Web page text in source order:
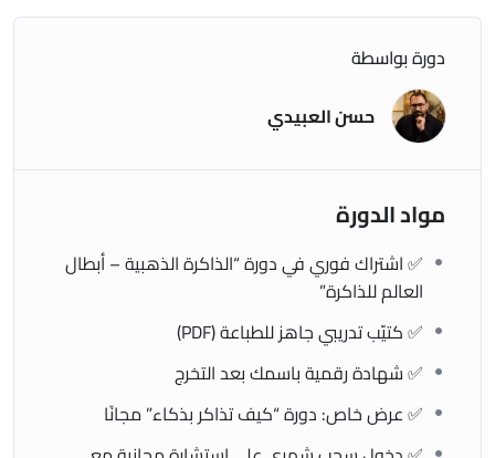
السعر الأصلي:93,000 دينار
🎉 السعر الحالي (لفترة محدودة):
فقط
⏳ عدد المقاعد المخفّضة محدود – سجّل الآن
وخلّي عقلك يشتغل بكامل طاقته
📦 طريقة الاشتراك:
اضغط على زر التسجيل
اختر وسيلة الدفع المناسبة (تحويل – زين كاش – كردت كارد –
مندوب توصيل)
راح توصلك رسالة تأكيد + رابط الدورة + الكتيّب
تقدر تبدأ التدريب فورًا أو تنتظر الموعد الرسمي
دورة بواسطة
حسن العبيدي
مواد الدورة
✅ اشتراك فوري في دورة “الذاكرة الذهبية – أبطال
العالم للذاكرة”
✅ كتيّب تدريبي جاهز للطباعة (PDF)
✅ شهادة رقمية باسمك بعد التخرج
✅ عرض خاص: دورة “كيف تذاكر بذكاء” مجانًا